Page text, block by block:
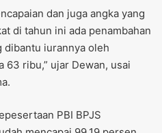
dan juga angka yang
di tahun ini ada penambahan
dibantu iurannya oleh
63 ribu,” ujar Dewan, usai
PBI BPJS